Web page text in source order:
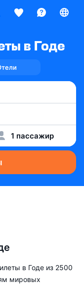
в Годе
1 пассажир
в Годе из 2500
мировых